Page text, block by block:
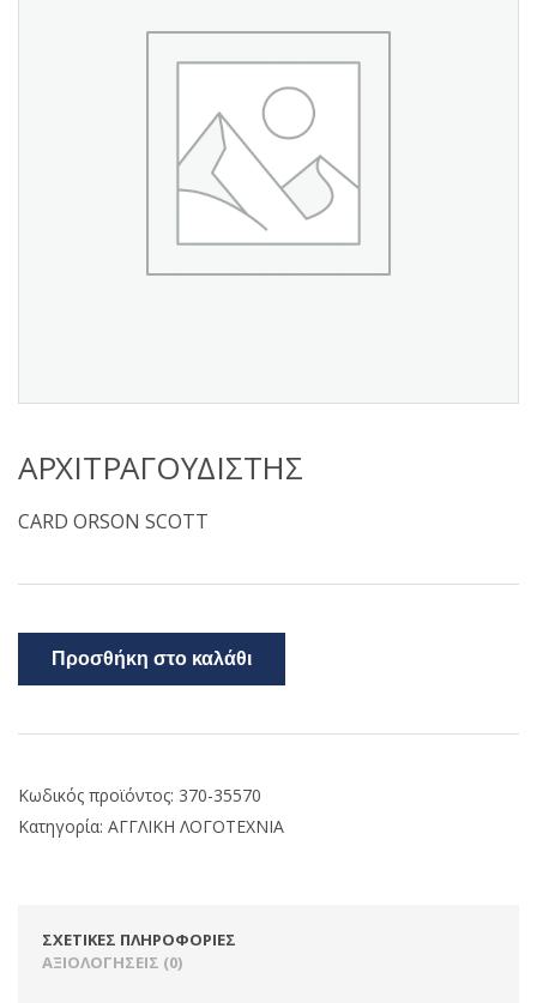
ΑΡΧΙΤΡΑΓΟΥΔΙΣΤΗΣ
CARD ORSON SCOTT
Προσθήκη στο καλάθι
Κωδικός προϊόντος: 370-35570
Κατηγορία: ΑΓΓΛΙΚΗ ΛΟΓΟΤΕΧΝΙΑ
ΣΧΕΤΙΚΈΣ ΠΛΗΡΟΦΟΡΊΕΣ
ΑΞΙΟΛΟΓΉΣΕΙΣ (0)